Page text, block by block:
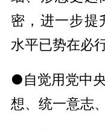
密，进一步提
水平已势在必行
●自觉用党中
想、统一意志